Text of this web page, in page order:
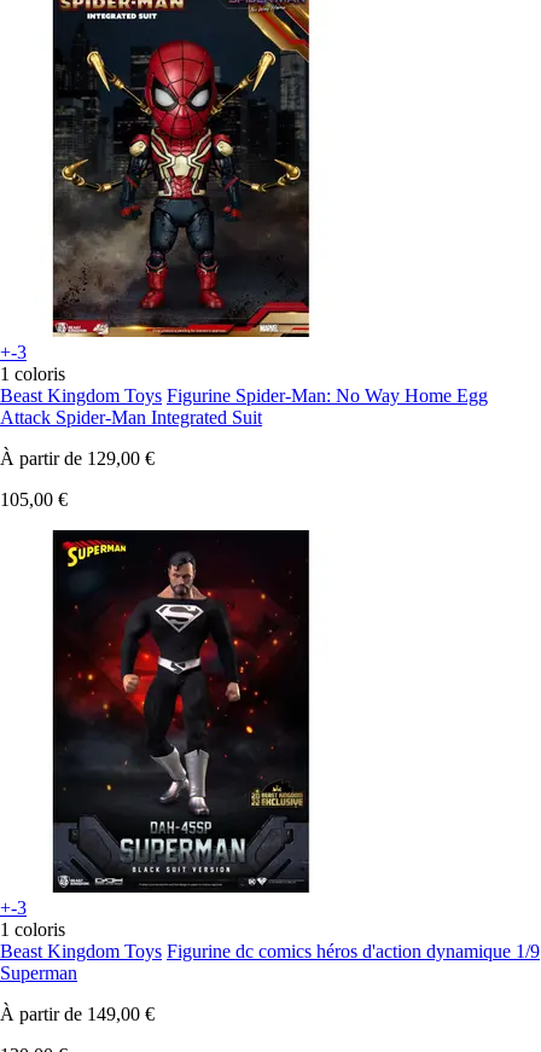
+-3
1 coloris
Beast Kingdom Toys Figurine Spider-Man: No Way Home Egg
Attack Spider-Man Integrated Suit
À partir de 129,00 €
105,00 €
+-3
1 coloris
Beast Kingdom Toys Figurine dc comics héros d'action dynamique 1/9
Superman
À partir de 149,00 €